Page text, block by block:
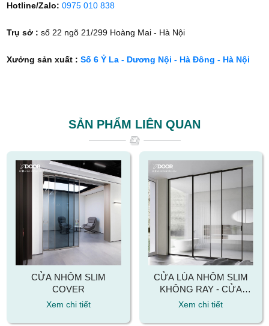
Hotline/Zalo: 0975 010 838
Trụ sở : số 22 ngõ 21/299 Hoàng Mai - Hà Nội
Xưởng sản xuất :Số 6 Ỷ La - Dương Nội - Hà Đông - Hà Nội
SẢN PHẨM LIÊN QUAN
CỬA NHÔM SLIM
COVER
Xem chi tiết
CỬA LÙA NHÔM SLIM
KHÔNG RAY - CỬA
NHÔM CAO CẤP TỐI
Xem chi tiết